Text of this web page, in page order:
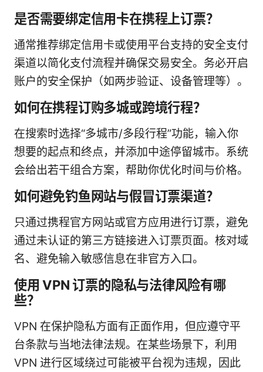
是否需要绑定信用卡在携程上订票？
通常推荐绑定信用卡或使用平台支持的安全支付
渠道以简化支付流程并确保交易安全。务必开启
账户的安全保护（如两步验证、设备管理等）。
如何在携程订购多城或跨境行程？
在搜索时选择“多城市/多段行程”功能，输入你
想要的起点和终点，并添加中途停留城市。系统
会给出若干组合方案，帮助你优化时间与价格。
如何避免钓鱼网站与假冒订票渠道？
只通过携程官方网站或官方应用进行订票，避免
通过未认证的第三方链接进入订票页面。核对域
名、避免输入敏感信息在非官方入口。
使用 VPN 订票的隐私与法律风险有哪
些？
VPN 在保护隐私方面有正面作用，但应遵守平
台条款与当地法律法规。在某些场景下，利用
VPN 进行区域绕过可能被平台视为违规，因此